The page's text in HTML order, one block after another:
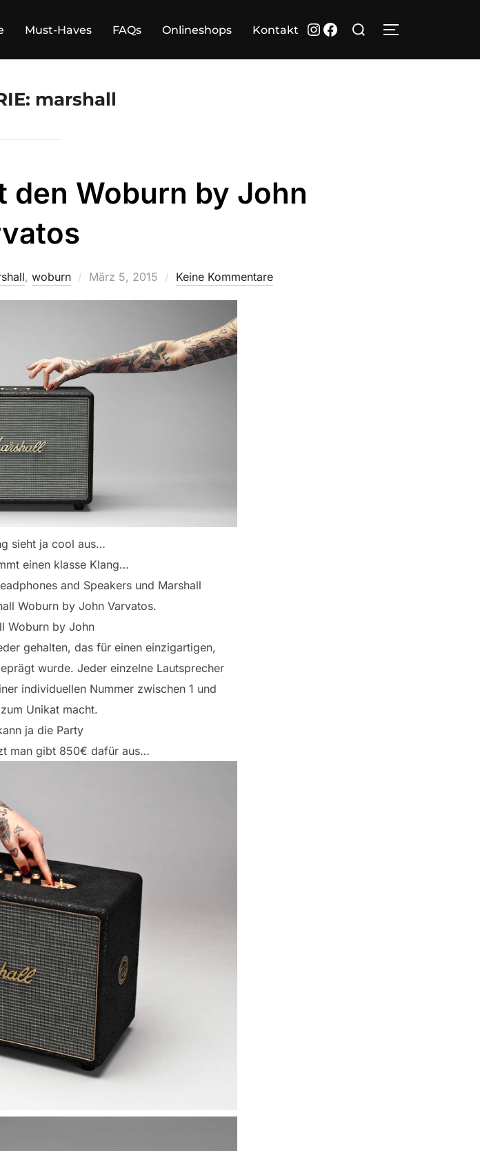
Must-Haves FAQs Onlineshops Kontakt Instagram
Facebook
Suchen
marshall
Woburn by John
, woburn
Veröffentlicht
März 5, 2015 Keine Kommentare
sieht ja cool aus…
einen klasse Klang…
and Speakers und Marshall
Woburn by John Varvatos.
Woburn by John
gehalten, das für einen einzigartigen,
wurde. Jeder einzelne Lautsprecher
individuellen Nummer zwischen 1 und
Unikat macht.
ja die Party
man gibt 850€ dafür aus…